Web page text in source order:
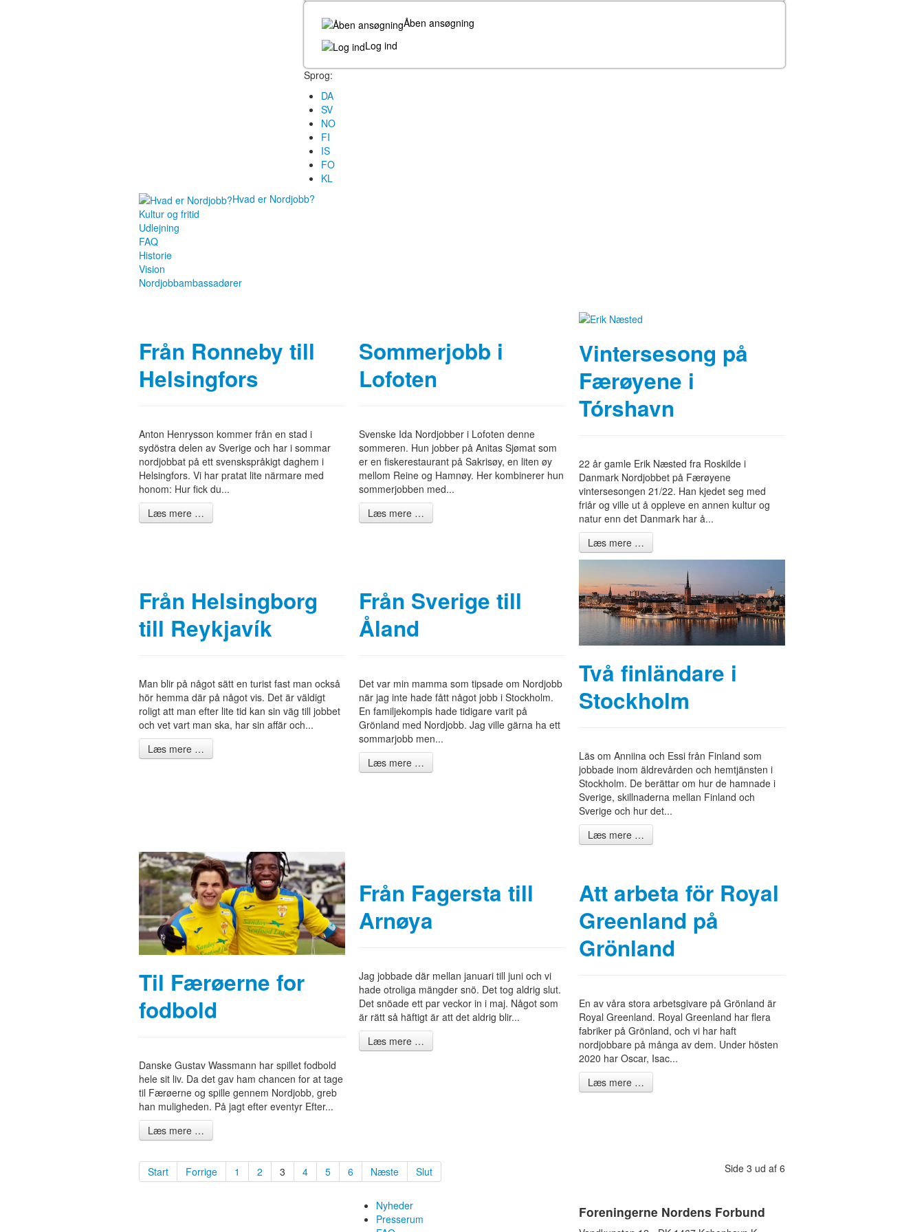
Åben ansøgning
Log ind
Sprog:
DA
SV
NO
FI
IS
FO
KL
Hvad er Nordjobb?
Kultur og fritid
Udlejning
FAQ
Historie
Vision
Nordjobbambassadører
Från Ronneby till
Helsingfors
Anton Henrysson kommer från en stad i
sydöstra delen av Sverige och har i sommar
nordjobbat på ett svenskspråkigt daghem i
Helsingfors. Vi har pratat lite närmare med
honom: Hur fick du...
Læs mere …
Sommerjobb i
Lofoten
Svenske Ida Nordjobber i Lofoten denne
sommeren. Hun jobber på Anitas Sjømat som
er en fiskerestaurant på Sakrisøy, en liten øy
mellom Reine og Hamnøy. Her kombinerer hun
sommerjobben med...
Læs mere …
Vintersesong på
Færøyene i
Tórshavn
22 år gamle Erik Næsted fra Roskilde i
Danmark Nordjobbet på Færøyene
vintersesongen 21/22. Han kjedet seg med
friår og ville ut å oppleve en annen kultur og
natur enn det Danmark har å...
Læs mere …
Från Helsingborg
till Reykjavík
Man blir på något sätt en turist fast man också
hör hemma där på något vis. Det är väldigt
roligt att man efter lite tid kan sin väg till jobbet
och vet vart man ska, har sin affär och...
Læs mere …
Från Sverige till
Åland
Det var min mamma som tipsade om Nordjobb
när jag inte hade fått något jobb i Stockholm.
En familjekompis hade tidigare varit på
Grönland med Nordjobb. Jag ville gärna ha ett
sommarjobb men...
Læs mere …
Två finländare i
Stockholm
Läs om Anniina och Essi från Finland som
jobbade inom äldrevården och hemtjänsten i
Stockholm. De berättar om hur de hamnade i
Sverige, skillnaderna mellan Finland och
Sverige och hur det...
Læs mere …
Til Færøerne for
fodbold
Danske Gustav Wassmann har spillet fodbold
hele sit liv. Da det gav ham chancen for at tage
til Færøerne og spille gennem Nordjobb, greb
han muligheden. På jagt efter eventyr Efter...
Læs mere …
Från Fagersta till
Arnøya
Jag jobbade där mellan januari till juni och vi
hade otroliga mängder snö. Det tog aldrig slut.
Det snöade ett par veckor in i maj. Något som
är rätt så häftigt är att det aldrig blir...
Læs mere …
Att arbeta för Royal
Greenland på
Grönland
En av våra stora arbetsgivare på Grönland är
Royal Greenland. Royal Greenland har flera
fabriker på Grönland, och vi har haft
nordjobbare på många av dem. Under hösten
2020 har Oscar, Isac...
Læs mere …
Side 3 ud af 6
Start Forrige 1 2 3 4 5 6 Næste Slut
Nyheder
Presserum
Foreningerne Nordens Forbund